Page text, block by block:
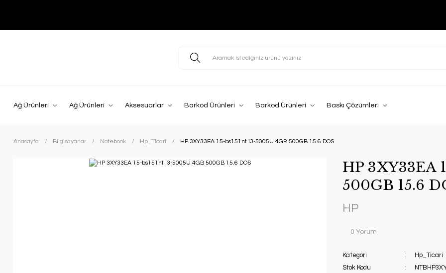
Ağ Ürünleri Ağ Ürünleri Aksesuarlar Barkod Ürünleri Barkod Ürünleri Baskı Çözümleri
Anasayfa Bilgisayarlar Notebook Hp_Ticari HP 3XY33EA 15-bs151nt i3-5005U 4GB 500GB 15.6 DOS
HP 3XY33EA
500GB 15.6
HP
0 Yorum
Kategori
Hp_Ticari
Stok Kodu